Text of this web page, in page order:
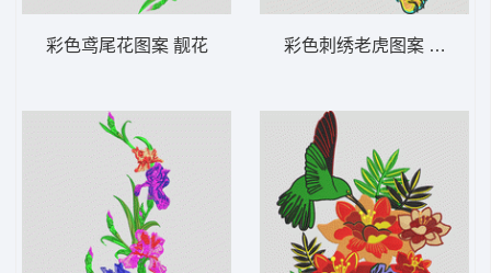
彩色鸢尾花图案 靓花 彩色刺绣老虎图案 老虎